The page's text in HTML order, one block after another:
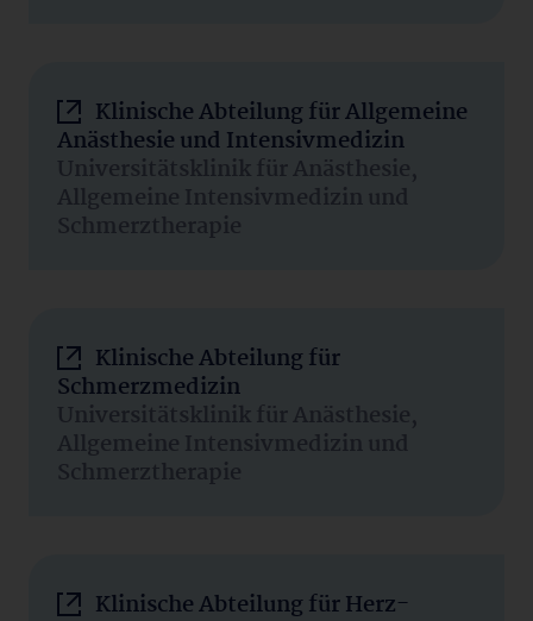
Klinische Abteilung für Allgemeine
Anästhesie und Intensivmedizin
Universitätsklinik für Anästhesie,
Allgemeine Intensivmedizin und
Schmerztherapie
Klinische Abteilung für
Schmerzmedizin
Universitätsklinik für Anästhesie,
Allgemeine Intensivmedizin und
Schmerztherapie
Klinische Abteilung für Herz-